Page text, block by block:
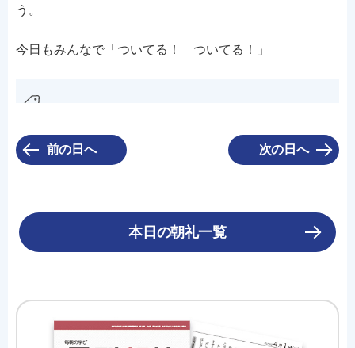
う。
今日もみんなで「ついてる！ ついてる！」
前の日へ 次の日へ
本日の朝礼一覧